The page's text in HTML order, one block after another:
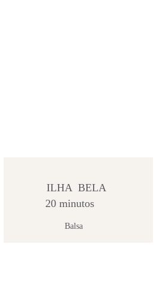
ILHA  BELA
20 minutos
Balsa